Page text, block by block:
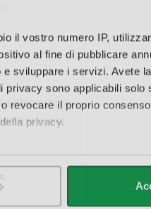
il vostro numero IP,
al fine di pubblicare
sviluppare i servizi. Avete
sono applicabili solo
revocare il proprio
privacy.
di caratteristiche
anticorruzione
legate alla